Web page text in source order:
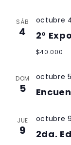
SÁB
4 2°
octubre
$40.000
DOM
5
octubre
JUE
9 2da.
octubre